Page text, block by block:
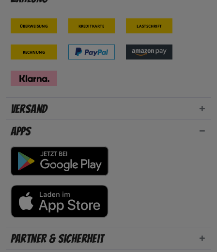
Überweisung Kreditkarte Lastschrift
Rechnung
Versand
Apps
Partner & Sicherheit